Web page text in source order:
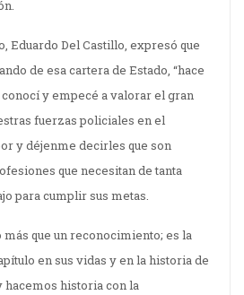
Eduardo Del Castillo, expresó que
de esa cartera de Estado, “hace
y empecé a valorar el gran
fuerzas policiales en el
y déjenme decirles que son
que necesitan de tanta
para cumplir sus metas.
que un reconocimiento; es la
en sus vidas y en la historia de
historia con la